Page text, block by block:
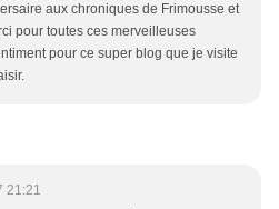
aux chroniques de Frimousse et
pour toutes ces merveilleuses
pour ce super blog que je visite
21:21